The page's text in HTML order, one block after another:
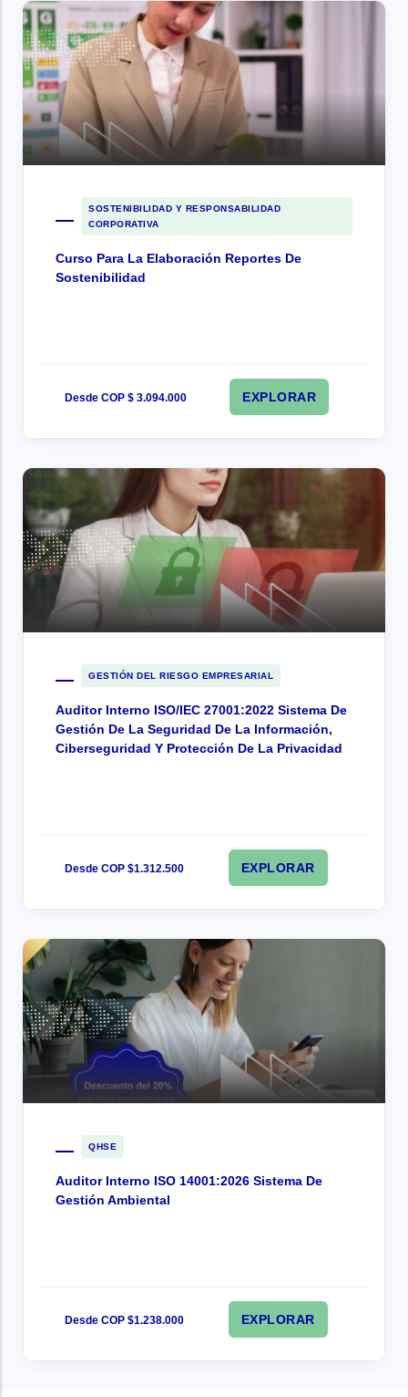
SOSTENIBILIDAD Y RESPONSABILIDAD
CORPORATIVA
Curso Para La Elaboración Reportes De
Sostenibilidad
Desde COP $ 3.094.000 EXPLORAR
GESTIÓN DEL RIESGO EMPRESARIAL
Auditor Interno ISO/IEC 27001:2022 Sistema De
Gestión De La Seguridad De La Información,
Ciberseguridad Y Protección De La Privacidad
Desde COP $1.312.500 EXPLORAR
QHSE
Auditor Interno ISO 14001:2026 Sistema De
Gestión Ambiental
Desde COP $1.238.000 EXPLORAR